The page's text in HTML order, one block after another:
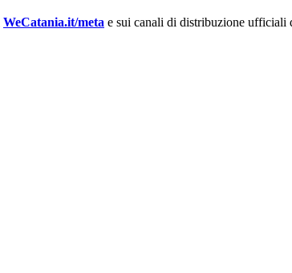
WeCatania.it/meta e sui canali di distribuzione ufficiali